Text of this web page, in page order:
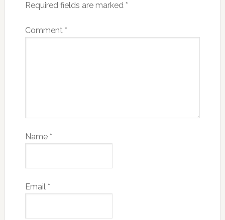
Required fields are marked *
Comment *
Name *
Email *